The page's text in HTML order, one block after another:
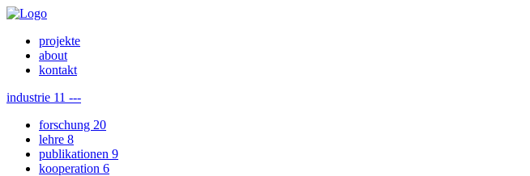
projekte
about
kontakt
industrie 11 ---
forschung 20
lehre 8
publikationen 9
kooperation 6